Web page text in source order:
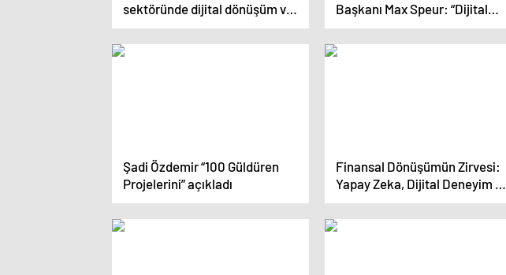
sektöründe dijital dönüşüm ve
sürdürülebilirlik alanında
uluslararası öncü olmaya hazır
Başkanı Max Speur: “Dijital
ölçeklenmenin yolu yapay
zekâ altyapısından geçiyor”
Şadi Özdemir “100 Güldüren
Projelerini” açıkladı
Finansal Dönüşümün Zirvesi:
Yapay Zeka, Dijital Deneyim ve
Sürdürülebilir Gelecek